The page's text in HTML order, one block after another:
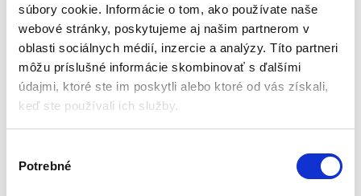
súbory cookie. Informácie o tom, ako používate naše
webové stránky, poskytujeme aj našim partnerom v
oblasti sociálnych médií, inzercie a analýzy. Títo partneri
môžu príslušné informácie skombinovať s ďalšími
údajmi, ktoré ste im poskytli alebo ktoré od vás získali,
keď ste používali ich služby.
Potrebné
Aktuálne vypredané
Vek: odporúčané od 8 mesiacov
Maximálna nosnosť: 30 kg
Sivá farba
Materiál: Cleanaboo + borovicové
drevo
Krásny dizajn
51,98€
★★★★
Aktuálne vypredané
Ružová farba
Materiál: Cleanaboo
Borovicové drevo
Vek: od 8 mesiacov
52,00€